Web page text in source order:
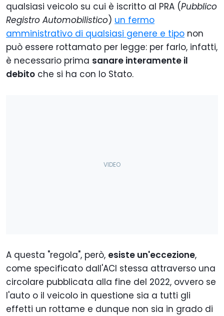
qualsiasi veicolo su cui è iscritto al PRA (Pubblico
Registro Automobilistico) un fermo
amministrativo di qualsiasi genere e tipo non
può essere rottamato per legge: per farlo, infatti,
è necessario prima sanare interamente il
debito che si ha con lo Stato.
A questa "regola", però, esiste un'eccezione,
come specificato dall'ACI stessa attraverso una
circolare pubblicata alla fine del 2022, ovvero se
l'auto o il veicolo in questione sia a tutti gli
effetti un rottame e dunque non sia in grado di